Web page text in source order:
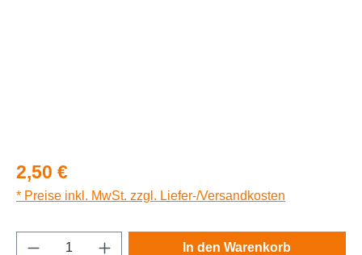
Regulärer Preis:
2,50 €
* Preise inkl. MwSt. zzgl. Liefer-/Versandkosten
Produkt Anzahl: Gib den gewünschten
In den Warenkorb